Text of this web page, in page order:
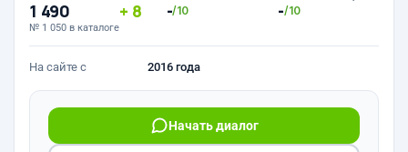
1 490
№ 1 050 в каталоге
8 -/10 -/10
На сайте с 2016 года
Начать диалог